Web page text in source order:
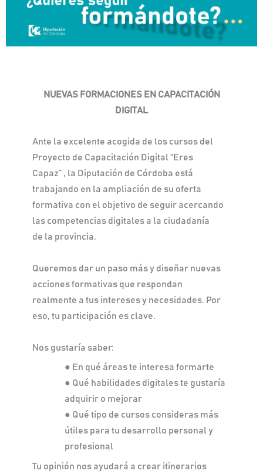
NUEVAS FORMACIONES EN CAPACITACIÓN
DIGITAL
Ante la excelente acogida de los cursos del
Proyecto de Capacitación Digital “Eres
Capaz” , la Diputación de Córdoba está
trabajando en la ampliación de su oferta
formativa con el objetivo de seguir acercando
las competencias digitales a la ciudadanía
de la provincia.
Queremos dar un paso más y diseñar nuevas
acciones formativas que respondan
realmente a tus intereses y necesidades. Por
eso, tu participación es clave.
Nos gustaría saber:
● En qué áreas te interesa formarte
● Qué habilidades digitales te gustaría
adquirir o mejorar
● Qué tipo de cursos consideras más
útiles para tu desarrollo personal y
profesional
Tu opinión nos ayudará a crear itinerarios